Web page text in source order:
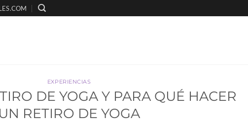
EXPERIENCIAS
DE YOGA Y PARA QUÉ HACER
UN RETIRO DE YOGA